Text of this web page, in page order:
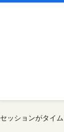
セッションがタイ